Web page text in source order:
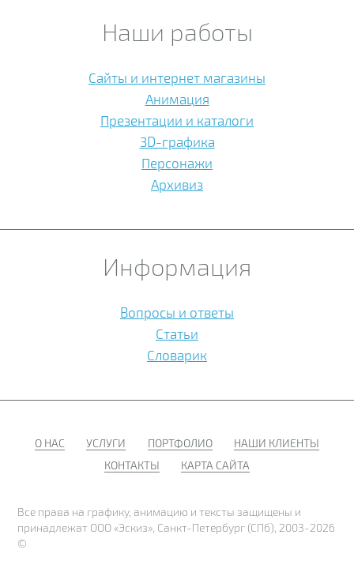
Наши работы
Сайты и интернет магазины
Анимация
Презентации и каталоги
3D-графика
Персонажи
Архивиз
Информация
Вопросы и ответы
Статьи
Словарик
О НАС УСЛУГИ ПОРТФОЛИО
НАШИ КЛИЕНТЫ
КОНТАКТЫ
КАРТА САЙТА
Все права на графику, анимацию и тексты защищены и
принадлежат ООО «Эскиз», Санкт-Петербург (СПб), 2003-2026
©